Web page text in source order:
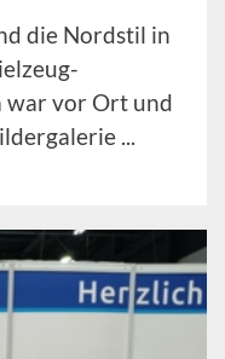
die Nordstil in
war vor Ort und
...